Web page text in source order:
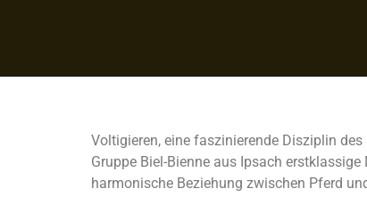
Voltigieren, eine faszinierende Disziplin
Gruppe Biel-Bienne aus Ipsach
harmonische Beziehung zwischen Pferd